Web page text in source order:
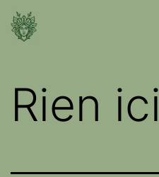
Aller
auVoyage
mondes
Rien ici